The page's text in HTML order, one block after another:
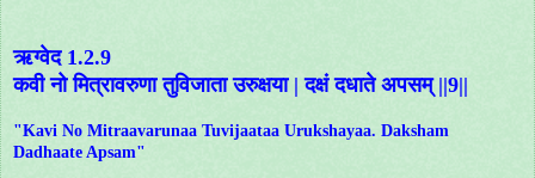
ऋग्वेद 1.2.9
कवी नो मित्रावरुणा तुविजाता उरुक्षया | दक्षं दधाते अपसम् ||9||
"Kavi No Mitraavarunaa Tuvijaataa Urukshayaa. Daksham
Dadhaate Apsam"